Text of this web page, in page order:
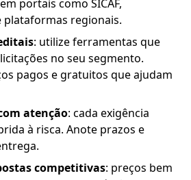
portais como SICAF,
plataformas regionais.
: utilize ferramentas que
no seu segmento.
pagos e gratuitos que ajudam
atenção: cada exigência
à risca. Anote prazos e
competitivas: preços bem